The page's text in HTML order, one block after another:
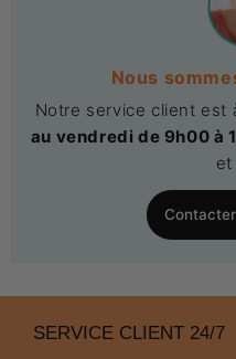
Nous
Notre service client est
au vendredi de 9h00 à
et
SERVICE CLIENT 24/7